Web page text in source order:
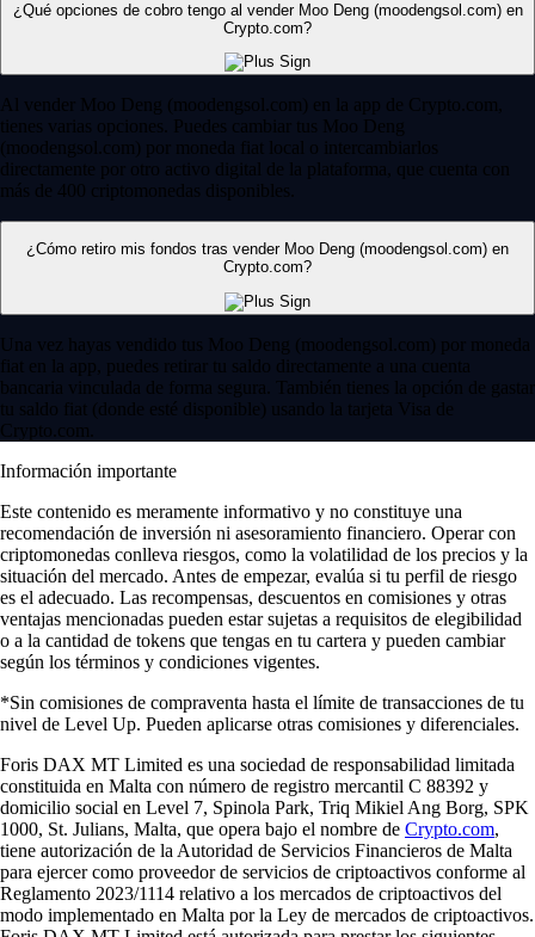
¿Qué opciones de cobro tengo al vender Moo Deng (moodengsol.com) en
Crypto.com?
Al vender Moo Deng (moodengsol.com) en la app de Crypto.com,
tienes varias opciones. Puedes cambiar tus Moo Deng
(moodengsol.com) por moneda fiat local o intercambiarlos
directamente por otro activo digital de la plataforma, que cuenta con
más de 400 criptomonedas disponibles.
¿Cómo retiro mis fondos tras vender Moo Deng (moodengsol.com) en
Crypto.com?
Una vez hayas vendido tus Moo Deng (moodengsol.com) por moneda
fiat en la app, puedes retirar tu saldo directamente a una cuenta
bancaria vinculada de forma segura. También tienes la opción de gastar
tu saldo fiat (donde esté disponible) usando la tarjeta Visa de
Crypto.com.
Información importante
Este contenido es meramente informativo y no constituye una
recomendación de inversión ni asesoramiento financiero. Operar con
criptomonedas conlleva riesgos, como la volatilidad de los precios y la
situación del mercado. Antes de empezar, evalúa si tu perfil de riesgo
es el adecuado. Las recompensas, descuentos en comisiones y otras
ventajas mencionadas pueden estar sujetas a requisitos de elegibilidad
o a la cantidad de tokens que tengas en tu cartera y pueden cambiar
según los términos y condiciones vigentes.
*Sin comisiones de compraventa hasta el límite de transacciones de tu
nivel de Level Up. Pueden aplicarse otras comisiones y diferenciales.
Foris DAX MT Limited es una sociedad de responsabilidad limitada
constituida en Malta con número de registro mercantil C 88392 y
domicilio social en Level 7, Spinola Park, Triq Mikiel Ang Borg, SPK
1000, St. Julians, Malta, que opera bajo el nombre de Crypto.com,
tiene autorización de la Autoridad de Servicios Financieros de Malta
para ejercer como proveedor de servicios de criptoactivos conforme al
Reglamento 2023/1114 relativo a los mercados de criptoactivos del
modo implementado en Malta por la Ley de mercados de criptoactivos.